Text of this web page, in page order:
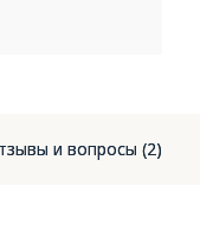
и вопросы (2)